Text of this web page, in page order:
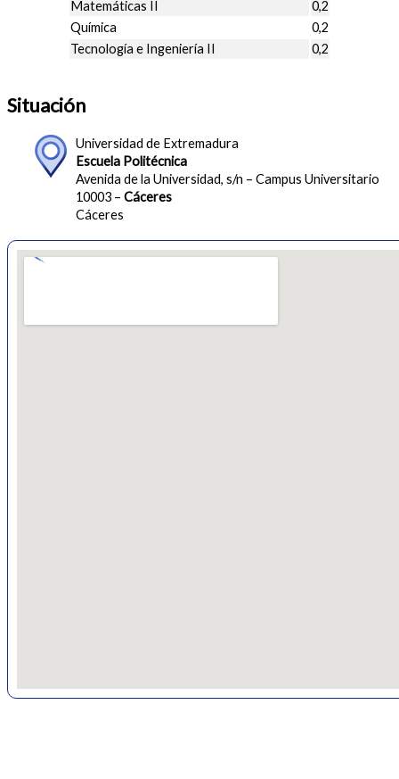
Matemáticas II
0,2
Química
0,2
Tecnología e Ingeniería II
0,2
Situación
Universidad de Extremadura
Escuela Politécnica
Avenida de la Universidad, s/n – Campus Universitario
10003 – Cáceres
Cáceres